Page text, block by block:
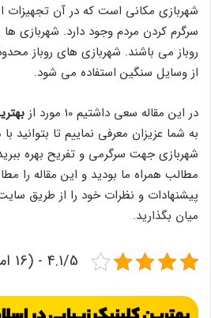
شهربازی مکانی است که در آن تجهیزات
سرگرم کردن مردم وجود دارد. شهربازی
روباز می باشند. شهربازی های روباز
از وسایل سنگین استفاده می شود.
در این مقاله سعی داشتیم 10 مورد از
به شما عزیزان معرفی نماییم تا بتوانید
شهربازی جهت سرگرمی و تفریح بهره
مطالب همراه ما بودید و این مقاله را
پیشنهادات و نظرات خود را از طریق
میان بگذارید.
4.1/5 - (16 امتیاز)